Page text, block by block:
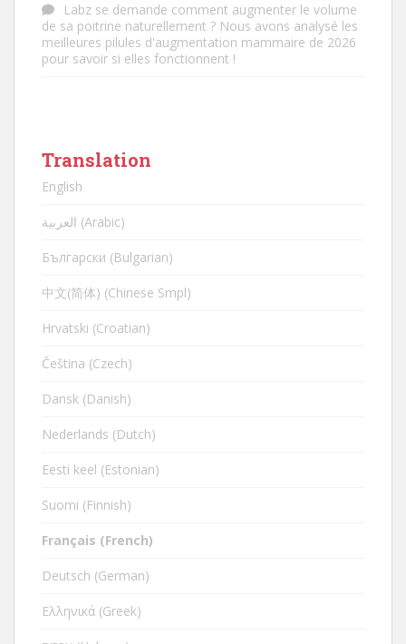
Labz se demande comment augmenter le volume
de sa poitrine naturellement ? Nous avons analysé les
meilleures pilules d'augmentation mammaire de 2026
pour savoir si elles fonctionnent !
Translation
English
العربية (Arabic)
Български (Bulgarian)
中文(简体) (Chinese Smpl)
Hrvatski (Croatian)
Čeština (Czech)
Dansk (Danish)
Nederlands (Dutch)
Eesti keel (Estonian)
Suomi (Finnish)
Français (French)
Deutsch (German)
Ελληνικά (Greek)